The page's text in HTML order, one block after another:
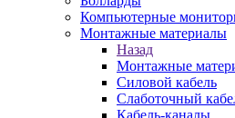
Компьютерные
Монтажные материалы
Назад
Монтажные
Силовой кабель
Слаботочный
Кабель-каналы